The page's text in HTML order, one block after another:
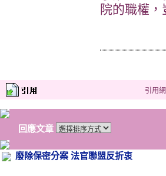
院的職權，
引用
回應文章
廢除保密分案 法官聯盟反折衷